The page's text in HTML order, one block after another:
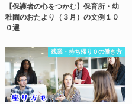
【保護者の心をつかむ】保育所・幼
稚園のおたより（３月）の文例１０
０選
残業・持ち帰り０の働き方